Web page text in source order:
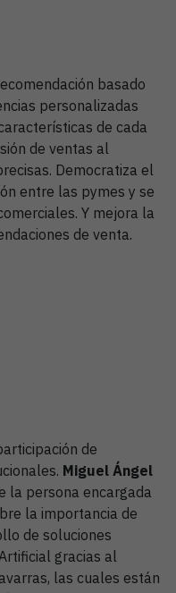
basado
personalizadas
de cada
de ventas al
Democratiza el
entre las pymes y se
Y mejora la
de venta.
de
Miguel Ángel
la persona encargada
la importancia de
de soluciones
gracias al
las cuales están